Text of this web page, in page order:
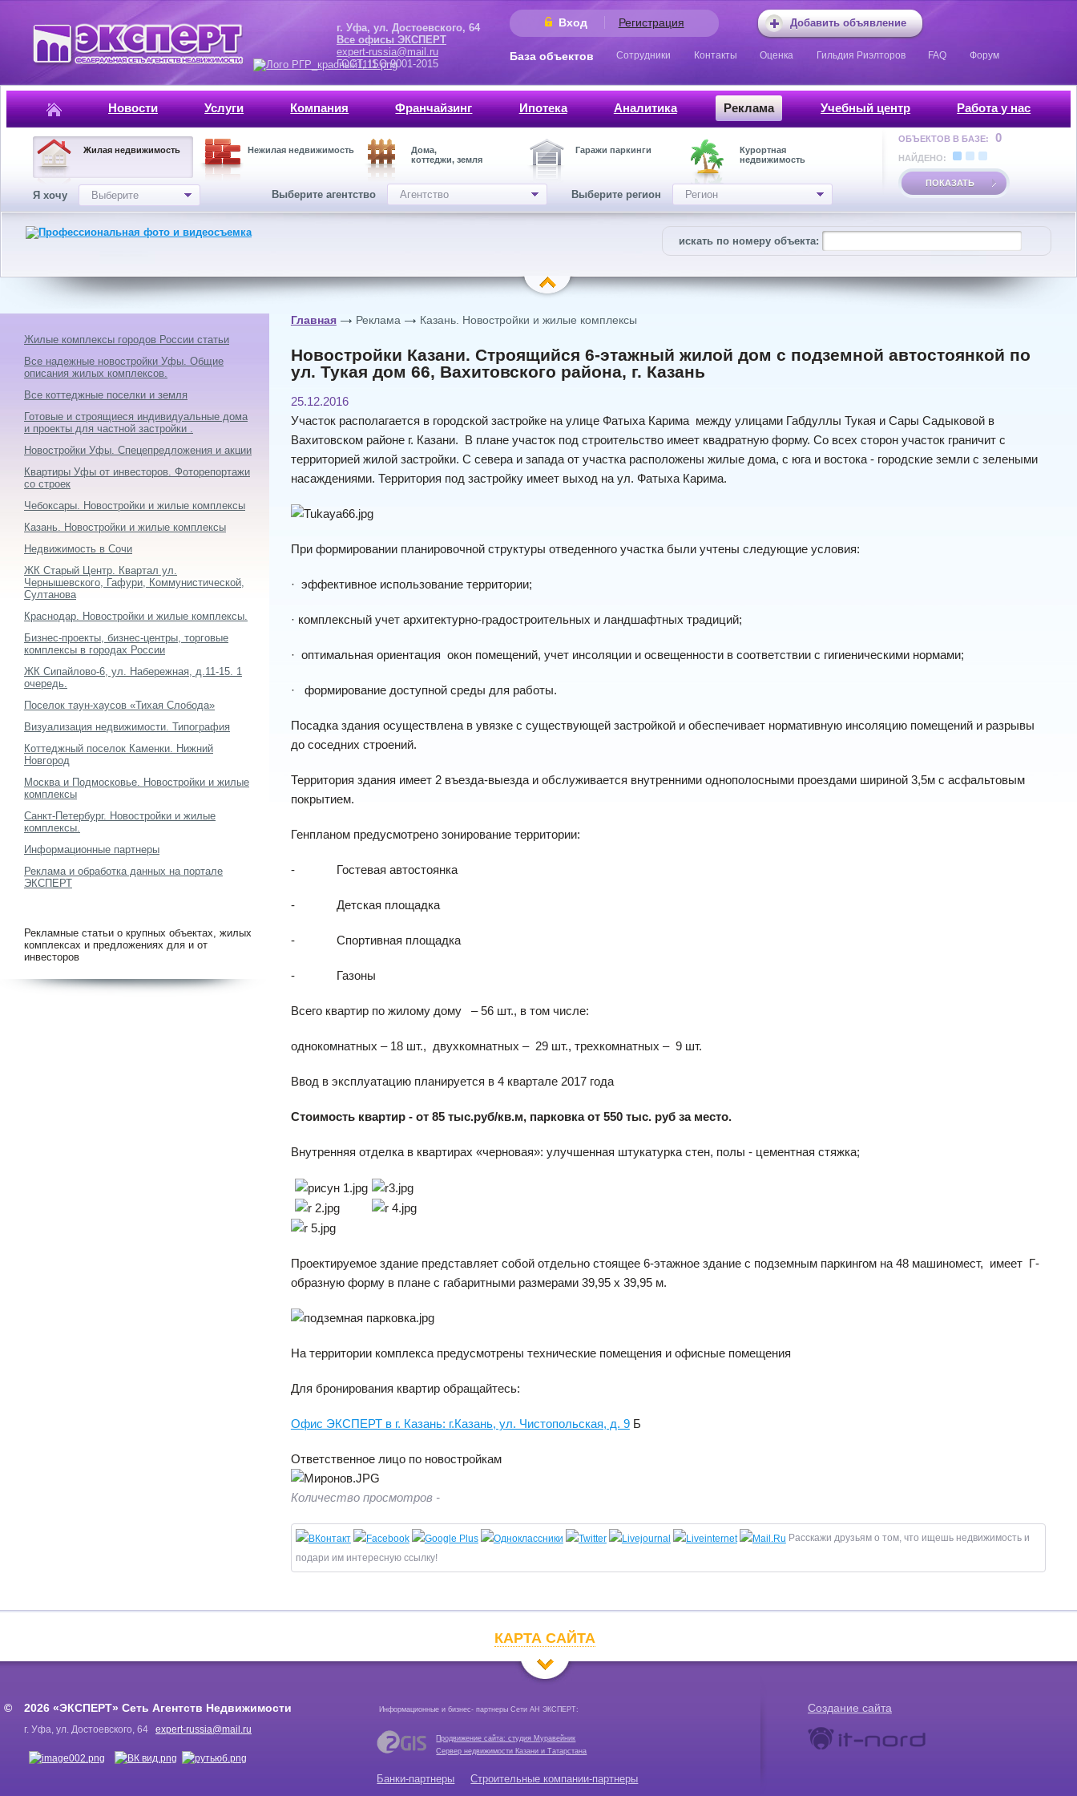
Добавить объявление
Вход Регистрация
г. Уфа, ул. Достоевского, 64
Все офисы ЭКСПЕРТ
expert-russia@mail.ru
ГОСТ, ISO 9001-2015
База объектов Сотрудники Контакты Оценка Гильдия Риэлторов FAQ Форум
Новости Услуги Компания Франчайзинг Ипотека Аналитика Реклама Учебный центр Работа у нас
Жилая недвижимость Нежилая недвижимость
Дома,
коттеджи, земля
Гаражи паркинги
Курортная
недвижимость
Я хочу Выберите Выберите агентство Агентство Выберите регион Регион
ОБЪЕКТОВ В БАЗЕ: 0
НАЙДЕНО:
ПОКАЗАТЬ
искать по номеру объекта:
Главная Реклама Казань. Новостройки и жилые комплексы
Новостройки Казани. Строящийся 6-этажный жилой дом с подземной автостоянкой по
ул. Тукая дом 66, Вахитовского района, г. Казань
25.12.2016
Участок располагается в городской застройке на улице Фатыха Карима между улицами Габдуллы Тукая и Сары Садыковой в
Вахитовском районе г. Казани. В плане участок под строительство имеет квадратную форму. Со всех сторон участок граничит с
территорией жилой застройки. С севера и запада от участка расположены жилые дома, с юга и востока - городские земли с зелеными
насаждениями. Территория под застройку имеет выход на ул. Фатыха Карима.
При формировании планировочной структуры отведенного участка были учтены следующие условия:
· эффективное использование территории;
· комплексный учет архитектурно-градостроительных и ландшафтных традиций;
· оптимальная ориентация окон помещений, учет инсоляции и освещенности в соответствии с гигиеническими нормами;
· формирование доступной среды для работы.
Посадка здания осуществлена в увязке с существующей застройкой и обеспечивает нормативную инсоляцию помещений и разрывы
до соседних строений.
Территория здания имеет 2 въезда-выезда и обслуживается внутренними однополосными проездами шириной 3,5м с асфальтовым
покрытием.
Генпланом предусмотрено зонирование территории:
- Гостевая автостоянка
- Детская площадка
- Спортивная площадка
- Газоны
Всего квартир по жилому дому – 56 шт., в том числе:
однокомнатных – 18 шт., двухкомнатных – 29 шт., трехкомнатных – 9 шт.
Ввод в эксплуатацию планируется в 4 квартале 2017 года
Стоимость квартир - от 85 тыс.руб/кв.м, парковка от 550 тыс. руб за место.
Внутренняя отделка в квартирах «черновая»: улучшенная штукатурка стен, полы - цементная стяжка;
Проектируемое здание представляет собой отдельно стоящее 6-этажное здание с подземным паркингом на 48 машиномест, имеет Г-
образную форму в плане с габаритными размерами 39,95 х 39,95 м.
На территории комплекса предусмотрены технические помещения и офисные помещения
Для бронирования квартир обращайтесь:
Офис ЭКСПЕРТ в г. Казань: г.Казань, ул. Чистопольская, д. 9Б
Ответственное лицо по новостройкам
Количество просмотров -
Расскажи друзьям о том, что ищешь недвижимость и
подари им интересную ссылку!
Жилые комплексы городов России статьи
Все надежные новостройки Уфы. Общие
описания жилых комплексов.
Все коттеджные поселки и земля
Готовые и строящиеся индивидуальные дома
и проекты для частной застройки .
Новостройки Уфы. Спецепредложения и акции
Квартиры Уфы от инвесторов. Фоторепортажи
со строек
Чебоксары. Новостройки и жилые комплексы
Казань. Новостройки и жилые комплексы
Недвижимость в Сочи
ЖК Старый Центр. Квартал ул.
Чернышевского, Гафури, Коммунистической,
Султанова
Краснодар. Новостройки и жилые комплексы.
Бизнес-проекты, бизнес-центры, торговые
комплексы в городах России
ЖК Сипайлово-6, ул. Набережная, д.11-15. 1
очередь.
Поселок таун-хаусов «Тихая Слобода»
Визуализация недвижимости. Типография
Коттеджный поселок Каменки. Нижний
Новгород
Москва и Подмосковье. Новостройки и жилые
комплексы
Санкт-Петербург. Новостройки и жилые
комплексы.
Информационные партнеры
Реклама и обработка данных на портале
ЭКСПЕРТ
Рекламные статьи о крупных объектах, жилых
комплексах и предложениях для и от
инвесторов
КАРТА САЙТА
Информационные и бизнес- партнеры Сети АН ЭКСПЕРТ:
Продвижение сайта: студия Муравейник
Сервер недвижимости Казани и Татарстана
Банки-партнеры Строительные компании-партнеры
2026 «ЭКСПЕРТ» Сеть Агентств Недвижимости
г. Уфа, ул. Достоевского, 64 expert-russia@mail.ru
Создание сайта